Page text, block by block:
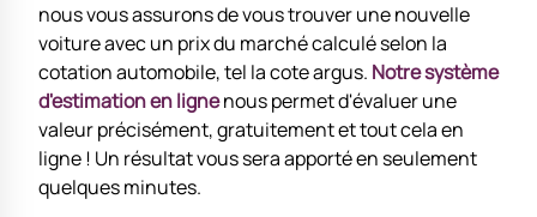
nous vous assurons de vous trouver une nouvelle
voiture avec un prix du marché calculé selon la
cotation automobile, tel la cote argus. Notre système
d'estimation en lignenous permet d'évaluer une
valeur précisément, gratuitement et tout cela en
ligne ! Un résultat vous sera apporté en seulement
quelques minutes.